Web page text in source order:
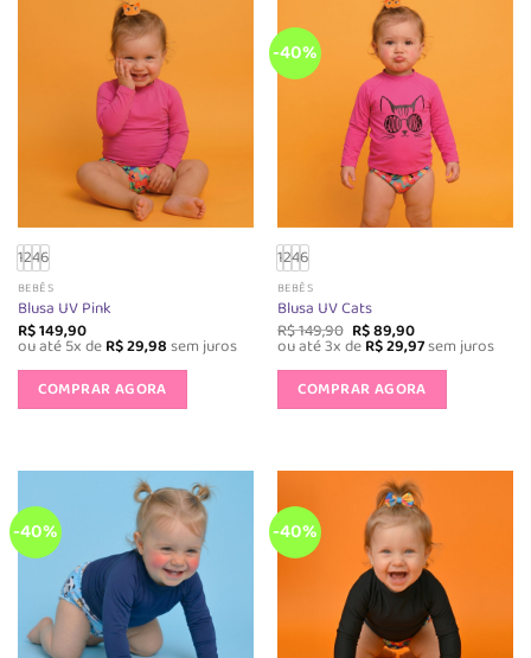
página
do
produto
1246
BEBÊS
Blusa UV Pink
R$149,90
ou até 5x deR$29,98sem juros
COMPRAR AGORA
variantes.
As
opções
podem
escolhidas
na
página
-40%
1246
BEBÊS
Blusa UV Cats
R$149,90 O
preço
original
era:
R$ 149,90.
R$89,90O
preço
é:
R$ 89,90.
ou até 3x deR$29,97sem juros
COMPRAR AGORA
variantes.
página
-40% -40%